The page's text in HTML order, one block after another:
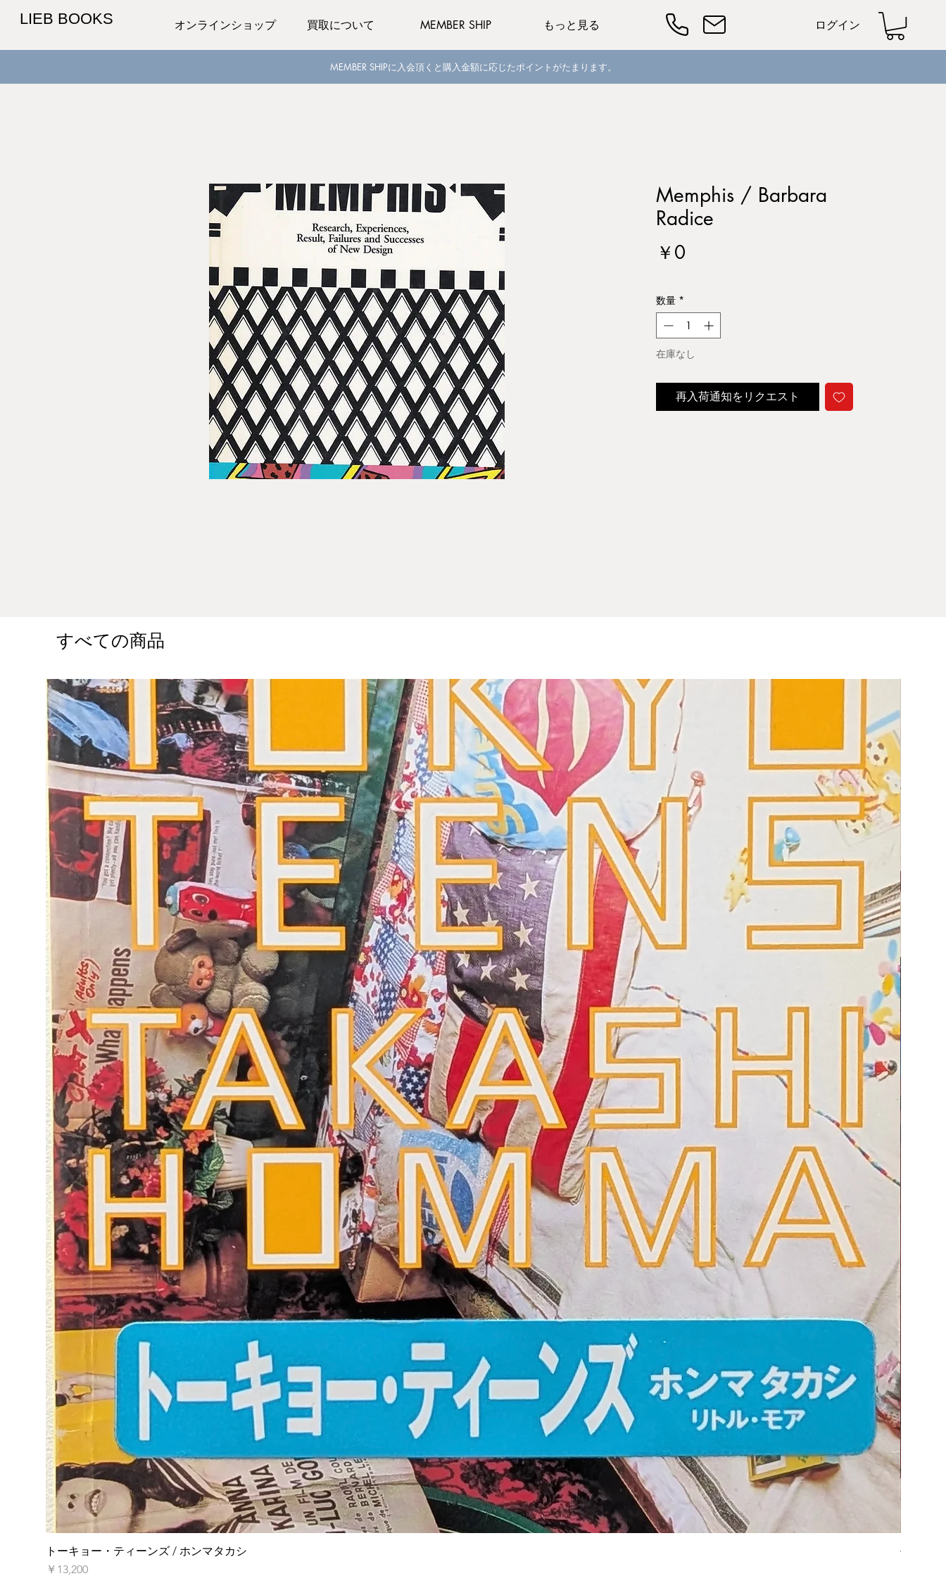
LIEB BOOKS オンラインショップ 買取について MEMBER SHIP もっと見る ログイン
MEMBER SHIPに入会頂くと購入金額に応じたポイントがたまります。
Memphis / Barbara
Radice
￥0
数量 *
在庫なし
再入荷通知をリクエスト
すべての商品
トーキョー・ティーンズ / ホンマタカシ
価格
￥13,200
平凡パ